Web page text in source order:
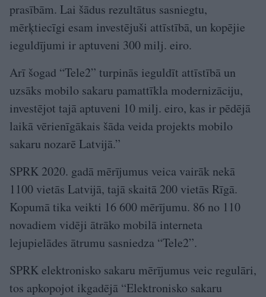
prasībām. Lai šādus rezultātus sasniegtu,
mērķtiecīgi esam investējuši attīstībā, un kopējie
ieguldījumi ir aptuveni 300 milj. eiro.
Arī šogad “Tele2” turpinās ieguldīt attīstībā un
uzsāks mobilo sakaru pamattīkla modernizāciju,
investējot tajā aptuveni 10 milj. eiro, kas ir pēdējā
laikā vērienīgākais šāda veida projekts mobilo
sakaru nozarē Latvijā.”
SPRK 2020. gadā mērījumus veica vairāk nekā
1100 vietās Latvijā, tajā skaitā 200 vietās Rīgā.
Kopumā tika veikti 16 600 mērījumu. 86 no 110
novadiem vidēji ātrāko mobilā interneta
lejupielādes ātrumu sasniedza “Tele2”.
SPRK elektronisko sakaru mērījumus veic regulāri,
tos apkopojot ikgadējā “Elektronisko sakaru